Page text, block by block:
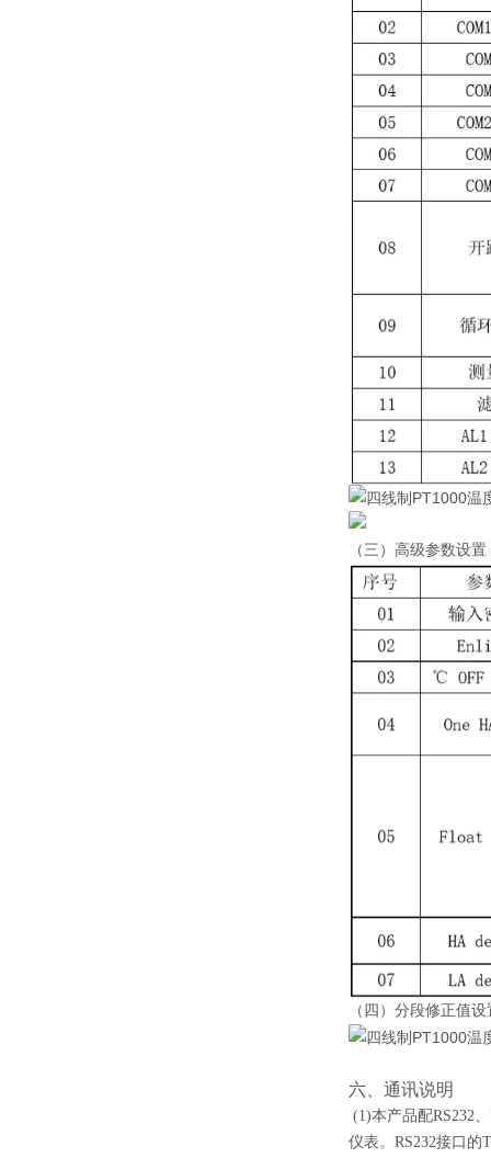
（三）高级参数设置
（四）分段修正值设
六、通讯说明
(1)本产品配RS232
仪表。RS232接口